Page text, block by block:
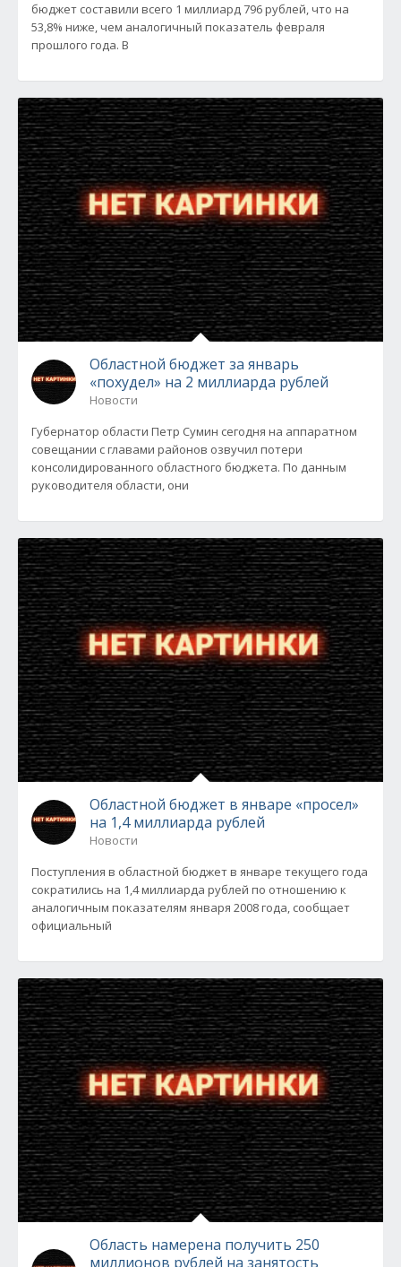
бюджет составили всего 1 миллиард 796 рублей, что на
53,8% ниже, чем аналогичный показатель февраля
прошлого года. В
Областной бюджет за январь
«похудел» на 2 миллиарда рублей
Новости
Губернатор области Петр Сумин сегодня на аппаратном
совещании с главами районов озвучил потери
консолидированного областного бюджета. По данным
руководителя области, они
Областной бюджет в январе «просел»
на 1,4 миллиарда рублей
Новости
Поступления в областной бюджет в январе текущего года
сократились на 1,4 миллиарда рублей по отношению к
аналогичным показателям января 2008 года, сообщает
официальный
Область намерена получить 250
миллионов рублей на занятость